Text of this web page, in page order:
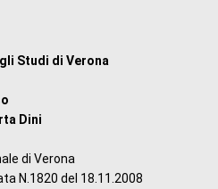
Studi di Verona
Dini
di Verona
N.1820 del 18.11.2008